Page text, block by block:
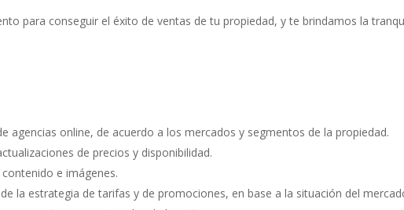
para conseguir el éxito de ventas de tu propiedad, y te brindamos la
agencias online, de acuerdo a los mercados y segmentos de la propiedad.
de precios y disponibilidad.
e imágenes.
la estrategia de tarifas y de promociones, en base a la situación del